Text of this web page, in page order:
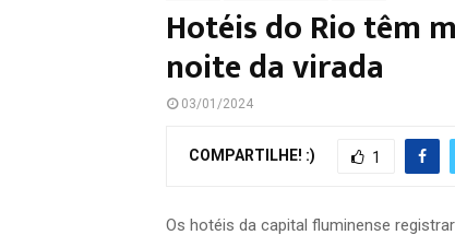
Hotéis do Rio têm
noite da virada
03/01/2024
COMPARTILHE! :) 1
Os hotéis da capital fluminense